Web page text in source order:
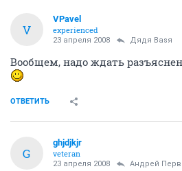
V
VPavel
experienced
23 апреля 2008 Дядя Ваsя
Вообщем, надо ждать
ОТВЕТИТЬ
G
ghjdjkjr
veteran
23 апреля 2008 Андрей